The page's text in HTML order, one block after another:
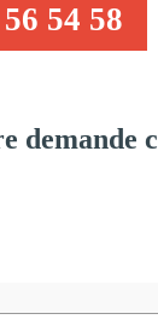
54 58